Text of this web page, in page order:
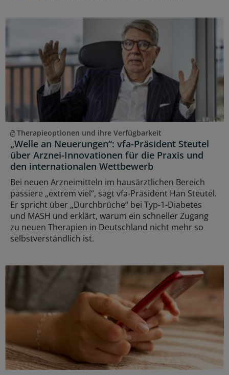
Therapieoptionen und ihre Verfügbarkeit
„Welle an Neuerungen“: vfa-Präsident Steutel
über Arznei-Innovationen für die Praxis und
den internationalen Wettbewerb
Bei neuen Arzneimitteln im hausärztlichen Bereich
passiere „extrem viel“, sagt vfa-Präsident Han Steutel.
Er spricht über „Durchbrüche“ bei Typ-1-Diabetes
und MASH und erklärt, warum ein schneller Zugang
zu neuen Therapien in Deutschland nicht mehr so
selbstverständlich ist.